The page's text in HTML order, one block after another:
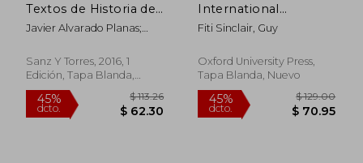
Textos de Historia del
Derecho Español
Javier Alvarado Planas;
Regina María Pérez
Marcos; Concepción
Gómez Roán; María
Dolores Del Mar Sánchez
González; Camino
Sanz Y Torres, 2016, 1
Edición, Tapa Blanda,
Usado
International
Organizations and
the Making of
History and Theory of
International Law)
Fiti Sinclair, Guy
Oxford University Press,
Tapa Blanda, Nuevo